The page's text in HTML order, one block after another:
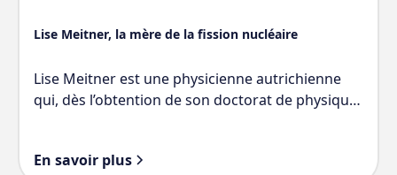
Lise Meitner, la mère de la fission nucléaire
Lise Meitner est une physicienne autrichienne
qui, dès l’obtention de son doctorat de physique,
de Max Planck et commence à travailler avec
En savoir plus